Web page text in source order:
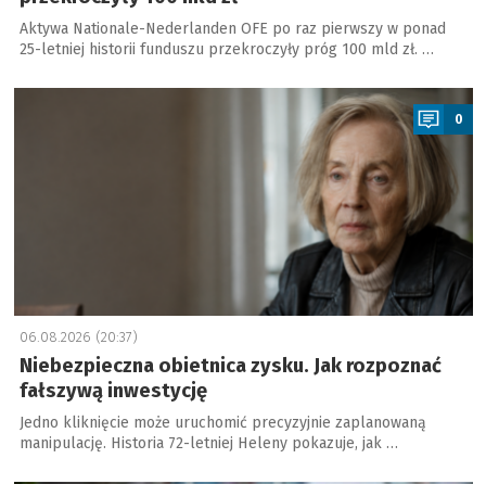
Aktywa Nationale-Nederlanden OFE po raz pierwszy w ponad
25-letniej historii funduszu przekroczyły próg 100 mld zł. …
a
0
06.08.2026 (20:37)
Niebezpieczna obietnica zysku. Jak rozpoznać
fałszywą inwestycję
Jedno kliknięcie może uruchomić precyzyjnie zaplanowaną
manipulację. Historia 72-letniej Heleny pokazuje, jak …